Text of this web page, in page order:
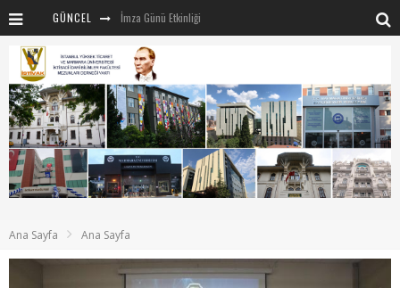
GÜNCEL İmza Günü Etkinliği
İSTİVAK 2025 Nisan Ayı Yönetim Kurulu Toplantısı
Mentör-Marmara projesi Kahvaltı Buluşması
“RUH VE BEDENİN UYANIŞI” konulu etkinliğimizden kareler
SAHNE SANATLARINDA İZ BIRAKAN CUMHURİYET KADINLARI
Ana Sayfa Ana Sayfa